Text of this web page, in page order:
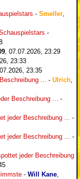
- Smeller,
-
, 07.07.2026, 23:29
23:33
23:35
... - Ulrich,
Beschreibung ... -
jeder Beschreibung ... -
jeder Beschreibung ... -
jeder Beschreibung
- Will Kane,